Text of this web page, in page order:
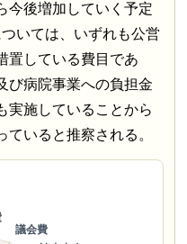
今後増加していく予定
いては、いずれも公営
置している費目であ
び病院事業への負担金
実施していることから
いると推察される。